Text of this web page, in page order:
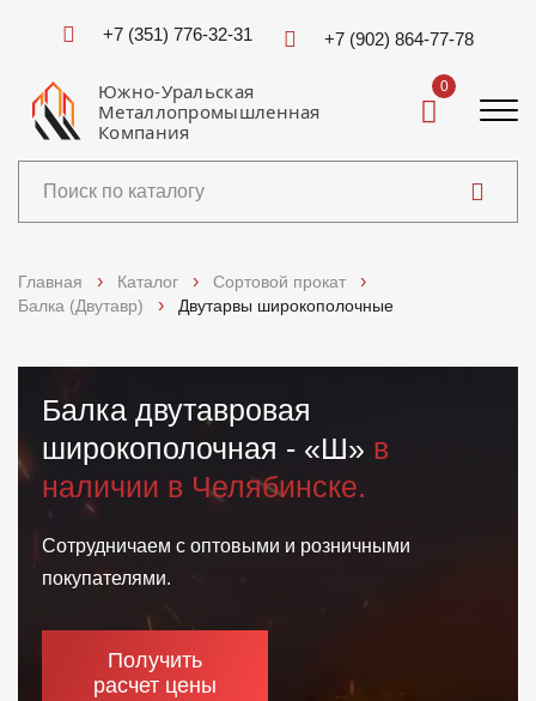
+7 (351) 776-32-31 +7 (902) 864-77-78
Южно-Уральская
Металлопромышленная
Компания
0
Доставка и оплата
О компании
Главная Каталог
Сортовой прокат
Балка (Двутавр)
Двутарвы широкополочные
Балка двутавровая
широкополочная - «Ш» в
наличии в Челябинске.
Сотрудничаем с оптовыми и розничными
покупателями.
Получить
расчет цены